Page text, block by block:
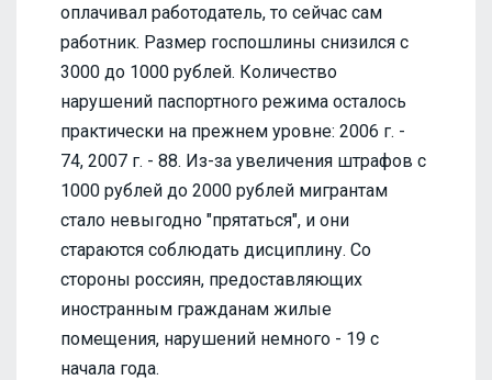
оплачивал работодатель, то сейчас сам
работник. Размер госпошлины снизился с
3000 до 1000 рублей. Количество
нарушений паспортного режима осталось
практически на прежнем уровне: 2006 г. -
74, 2007 г. - 88. Из-за увеличения штрафов с
1000 рублей до 2000 рублей мигрантам
стало невыгодно "прятаться", и они
стараются соблюдать дисциплину. Со
стороны россиян, предоставляющих
иностранным гражданам жилые
помещения, нарушений немного - 19 с
начала года.